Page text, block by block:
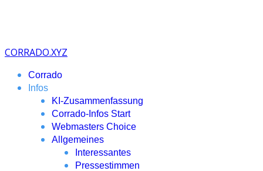
CORRADO.XYZ
Corrado
Infos
KI-Zusammenfassung
Corrado-Infos Start
Webmasters Choice
Allgemeines
Interessantes
Pressestimmen